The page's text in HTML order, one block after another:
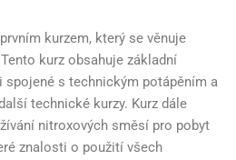
kurzem, který se věnuje
kurz obsahuje základní
spojené s technickým potápěním a
technické kurzy. Kurz dále
nitroxových směsí pro pobyt
znalosti o použití všech